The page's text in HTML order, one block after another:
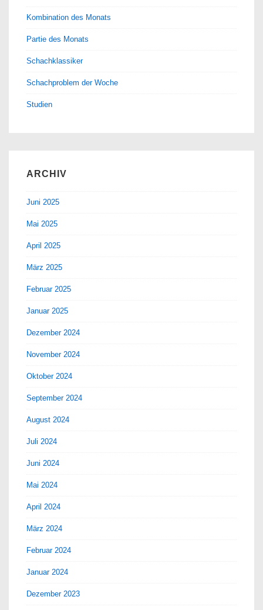
Kombination des Monats
Partie des Monats
Schachklassiker
Schachproblem der Woche
Studien
ARCHIV
Juni 2025
Mai 2025
April 2025
März 2025
Februar 2025
Januar 2025
Dezember 2024
November 2024
Oktober 2024
September 2024
August 2024
Juli 2024
Juni 2024
Mai 2024
April 2024
März 2024
Februar 2024
Januar 2024
Dezember 2023